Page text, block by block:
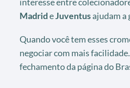
MadrideJuventusajudam a
Quando você tem esses
negociar com mais
fechamento da página do